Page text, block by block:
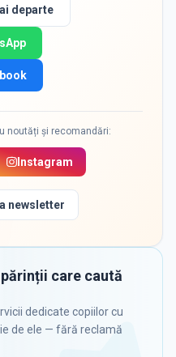
departe
noutăți și recomandări:
Instagram
newsletter
care caută
dedicate copiilor cu
de ele — fără reclamă